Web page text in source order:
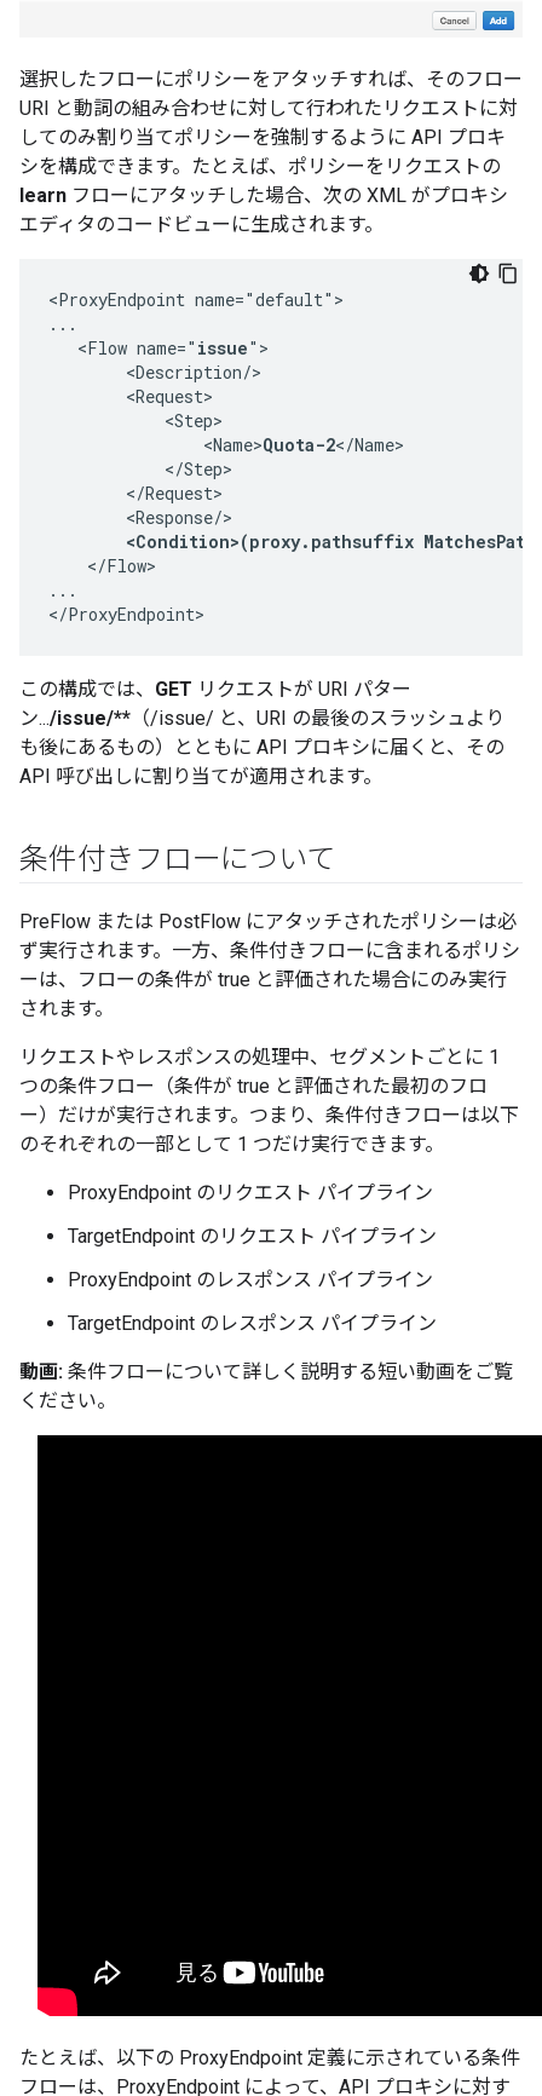
選択したフローにポリシーをアタッチすれば、そのフロー
URI と動詞の組み合わせに対して行われたリクエストに対
してのみ割り当てポリシーを強制するように API プロキ
シを構成できます。たとえば、ポリシーをリクエストの
learn フローにアタッチした場合、次の XML がプロキシ
エディタのコードビューに生成されます。
<ProxyEndpoint name="default">
...
   <Flow name="
issue">
        <Description/>
        <Request>
            <Step>
                <Name>
Quota-2</Name>
            </Step>
        </Request>
        <Response/>
<Condition>(proxy.pathsuffix
    </Flow>
...
</ProxyEndpoint>
この構成では、 GET リクエストが URI パター
ン.../issue/** （/issue/ と、URI の最後のスラッシュより
も後にあるもの）とともに API プロキシに届くと、その
API 呼び出しに割り当てが適用されます。
条件付きフローについて
PreFlow または PostFlow にアタッチされたポリシーは必
ず実行されます。一方、条件付きフローに含まれるポリシ
ーは、フローの条件が true と評価された場合にのみ実行
されます。
リクエストやレスポンスの処理中、セグメントごとに 1
つの条件フロー（条件が true と評価された最初のフロ
ー）だけが実行されます。つまり、条件付きフローは以下
のそれぞれの一部として 1 つだけ実行できます。
ProxyEndpoint のリクエスト パイプライン
TargetEndpoint のリクエスト パイプライン
ProxyEndpoint のレスポンス パイプライン
TargetEndpoint のレスポンス パイプライン
動画: 条件フローについて詳しく説明する短い動画をご覧
ください。
たとえば、以下の ProxyEndpoint 定義に示されている条件
フローは、ProxyEndpoint によって、API プロキシに対す